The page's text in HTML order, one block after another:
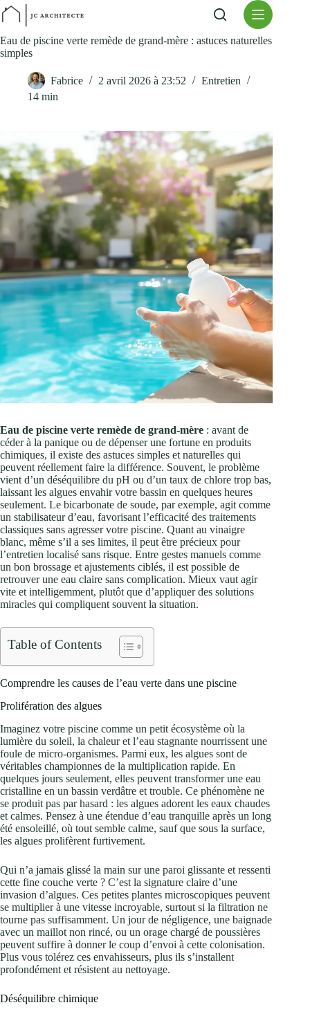
Passer
contenu
Eau de piscine verte remède de grand-mère : astuces naturelles
simples
Fabrice 2 avril 2026 à 23:52
Entretien
14 min
Eau de piscine verte remède de grand-mère : avant de
céder à la panique ou de dépenser une fortune en produits
chimiques, il existe des astuces simples et naturelles qui
peuvent réellement faire la différence. Souvent, le problème
vient d’un déséquilibre du pH ou d’un taux de chlore trop bas,
laissant les algues envahir votre bassin en quelques heures
seulement. Le bicarbonate de soude, par exemple, agit comme
un stabilisateur d’eau, favorisant l’efficacité des traitements
classiques sans agresser votre piscine. Quant au vinaigre
blanc, même s’il a ses limites, il peut être précieux pour
l’entretien localisé sans risque. Entre gestes manuels comme
un bon brossage et ajustements ciblés, il est possible de
retrouver une eau claire sans complication. Mieux vaut agir
vite et intelligemment, plutôt que d’appliquer des solutions
miracles qui compliquent souvent la situation.
Table of Contents
Comprendre les causes de l’eau verte dans une piscine
Prolifération des algues
Imaginez votre piscine comme un petit écosystème où la
lumière du soleil, la chaleur et l’eau stagnante nourrissent une
foule de micro-organismes. Parmi eux, les algues sont de
véritables championnes de la multiplication rapide. En
quelques jours seulement, elles peuvent transformer une eau
cristalline en un bassin verdâtre et trouble. Ce phénomène ne
se produit pas par hasard : les algues adorent les eaux chaudes
et calmes. Pensez à une étendue d’eau tranquille après un long
été ensoleillé, où tout semble calme, sauf que sous la surface,
les algues prolifèrent furtivement.
Qui n’a jamais glissé la main sur une paroi glissante et ressenti
cette fine couche verte ? C’est la signature claire d’une
invasion d’algues. Ces petites plantes microscopiques peuvent
se multiplier à une vitesse incroyable, surtout si la filtration ne
tourne pas suffisamment. Un jour de négligence, une baignade
avec un maillot non rincé, ou un orage chargé de poussières
peuvent suffire à donner le coup d’envoi à cette colonisation.
Plus vous tolérez ces envahisseurs, plus ils s’installent
profondément et résistent au nettoyage.
Déséquilibre chimique